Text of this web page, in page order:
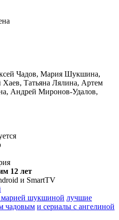
Чадов, Мария Шукшина,
Хаев, Татьяна Лялина, Артем
Андрей Миронов-Удалов,
12 лет
и SmartTV
шукшиной лучшие
чадовым и сериалы с ангелиной